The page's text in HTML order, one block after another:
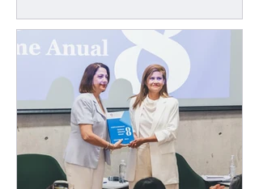
CPC solicita una nueva
respuesta